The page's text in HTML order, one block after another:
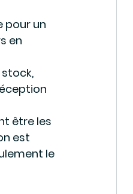
pour un
en
stock,
être les
est
le